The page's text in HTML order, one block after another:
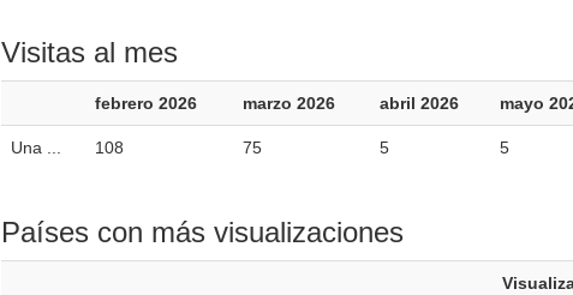
Visitas al mes
febrero 2026 marzo 2026 abril 2026 mayo
Una ... 108 75 5 5
Países con más visualizaciones